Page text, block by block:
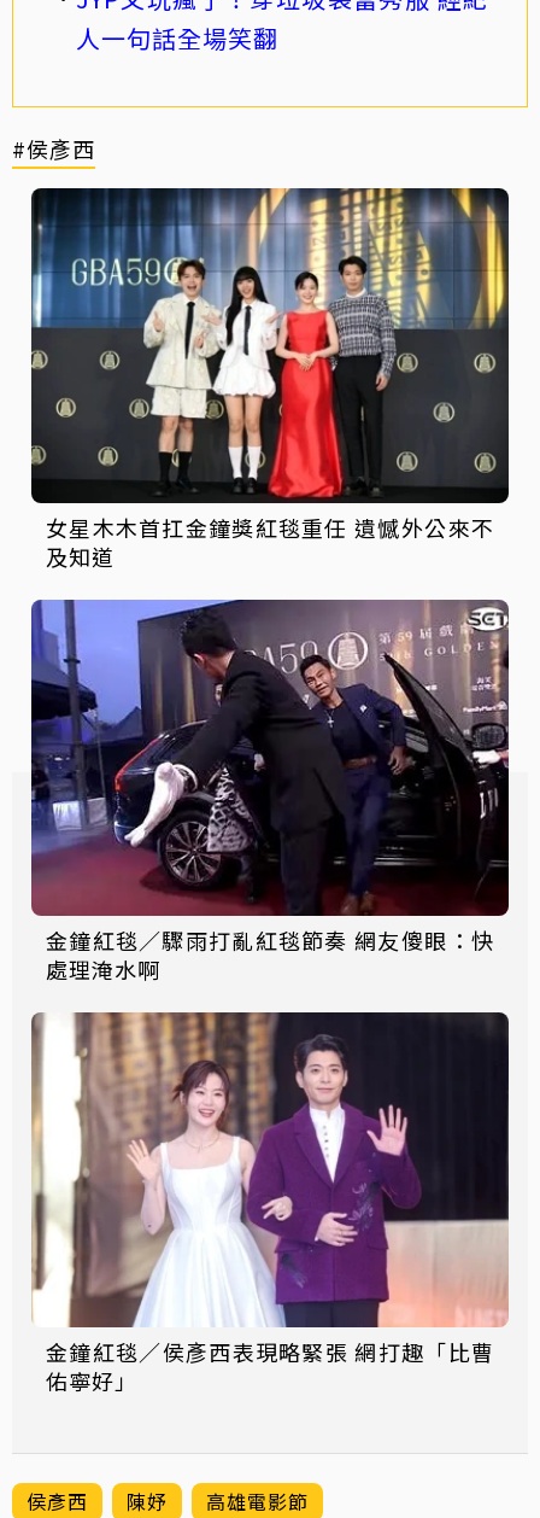
人一句話全場笑翻
#侯彥西
女星木木首扛金鐘獎紅毯重任 遺憾外公來不
及知道
金鐘紅毯／驟雨打亂紅毯節奏 網友傻眼：快
處理淹水啊
金鐘紅毯／侯彥西表現略緊張 網打趣「比曹
佑寧好」
侯彥西 陳妤 高雄電影節